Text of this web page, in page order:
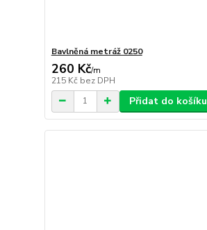
Bavlněná metráž 0250
260 Kč/m
215 Kč bez DPH
Přidat do košíku